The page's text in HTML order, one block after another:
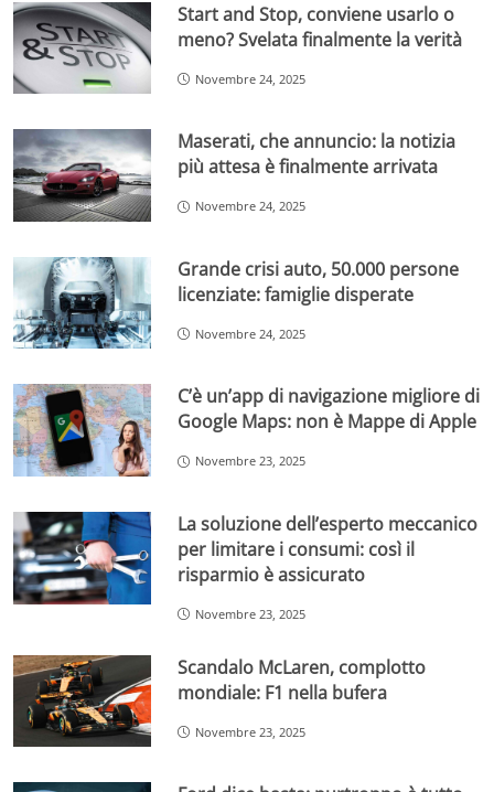
Start and Stop, conviene usarlo o
meno? Svelata finalmente la verità
Novembre 24, 2025
Maserati, che annuncio: la notizia
più attesa è finalmente arrivata
Novembre 24, 2025
Grande crisi auto, 50.000 persone
licenziate: famiglie disperate
Novembre 24, 2025
C’è un’app di navigazione migliore di
Google Maps: non è Mappe di Apple
Novembre 23, 2025
La soluzione dell’esperto meccanico
per limitare i consumi: così il
risparmio è assicurato
Novembre 23, 2025
Scandalo McLaren, complotto
mondiale: F1 nella bufera
Novembre 23, 2025